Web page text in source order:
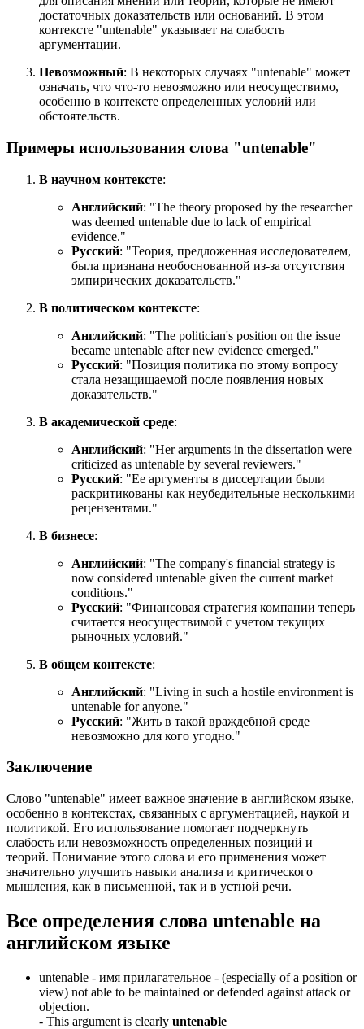
достаточных доказательств или оснований. В этом
контексте "untenable" указывает на слабость
аргументации.
Невозможный: В некоторых случаях "untenable" может
означать, что что-то невозможно или неосуществимо,
особенно в контексте определенных условий или
обстоятельств.
Примеры использования слова "untenable"
В научном контексте:
Английский: "The theory proposed by the researcher
was deemed untenable due to lack of empirical
evidence."
Русский: "Теория, предложенная исследователем,
была признана необоснованной из-за отсутствия
эмпирических доказательств."
В политическом контексте:
Английский: "The politician's position on the issue
became untenable after new evidence emerged."
Русский: "Позиция политика по этому вопросу
стала незащищаемой после появления новых
доказательств."
В академической среде:
Английский: "Her arguments in the dissertation were
criticized as untenable by several reviewers."
Русский: "Ее аргументы в диссертации были
раскритикованы как неубедительные несколькими
рецензентами."
В бизнесе:
Английский: "The company's financial strategy is
now considered untenable given the current market
conditions."
Русский: "Финансовая стратегия компании теперь
считается неосуществимой с учетом текущих
рыночных условий."
В общем контексте:
Английский: "Living in such a hostile environment is
untenable for anyone."
Русский: "Жить в такой враждебной среде
невозможно для кого угодно."
Заключение
Слово "untenable" имеет важное значение в английском языке,
особенно в контекстах, связанных с аргументацией, наукой и
политикой. Его использование помогает подчеркнуть
слабость или невозможность определенных позиций и
теорий. Понимание этого слова и его применения может
значительно улучшить навыки анализа и критического
мышления, как в письменной, так и в устной речи.
Все определения слова untenable на
английском языке
untenable - имя прилагательное - (especially of a position or
view) not able to be maintained or defended against attack or
objection.
- This argument is clearly untenable